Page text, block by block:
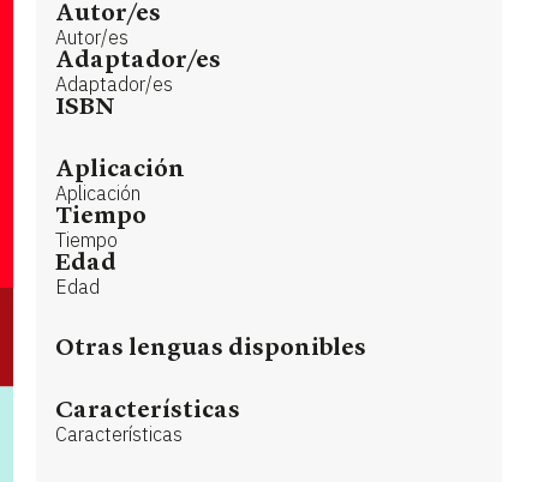
Autor/es
Autor/es
Adaptador/es
Adaptador/es
ISBN
Aplicación
Aplicación
Tiempo
Tiempo
Edad
Edad
Otras lenguas disponibles
Características
Características